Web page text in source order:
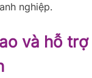
nghiệp.
và hỗ